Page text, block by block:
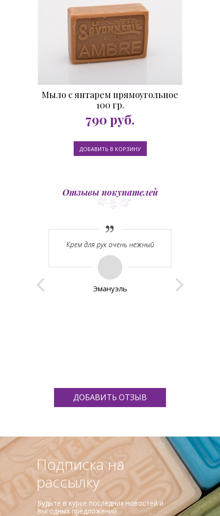
Мыло с янтарем прямоугольное
100 гр.
790 руб.
Отзывы покупателей
Крем для рук очень нежный
Эмануэль
ДОБАВИТЬ ОТЗЫВ
Подписка на
рассылку
Будьте в курсе последних новостей и
выгодных предложений